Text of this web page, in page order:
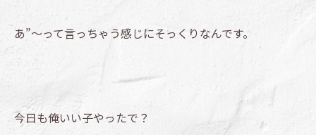
あ”～って言っちゃう感じにそっくりなんです。
今日も俺いい子やったで？